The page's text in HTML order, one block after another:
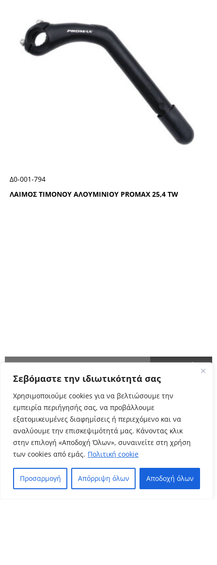
Σεβόμαστε την ιδιωτικότητά σας
Χρησιμοποιούμε cookies για να βελτιώσουμε την
εμπειρία περιήγησής σας, να προβάλλουμε
εξατομικευμένες διαφημίσεις ή περιεχόμενο και να
αναλύουμε την επισκεψιμότητά μας. Κάνοντας κλικ
στην επιλογή «Αποδοχή Όλων», συναινείτε στη χρήση
των cookies από εμάς. Πολιτική cookie
Προσαρμογή Απόρριψη όλων Αποδοχή όλων
ΛΑΙΜΟΣ ΤΙΜΟΝΟΥ ΑΛΟΥΜΙΝΙΟΥ ΡRΟΜΑΧ 25,4 ΤW
Δ0-001-794